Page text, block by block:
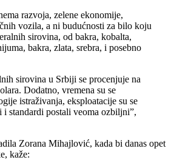
razvoja, zelene ekonomije,
vozila, a ni budućnosti za bilo koju
sirovina, od bakra, kobalta,
bakra, zlata, srebra, i posebno
sirovina u Srbiji se procenjuje na
Dodatno, vremena su se
istraživanja, eksploatacije su se
i standardi postali veoma ozbiljni”,
Zorana Mihajlović, kada bi danas opet
kaže: